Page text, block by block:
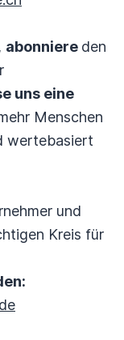
abonniere den
uns eine
Menschen
wertebasiert
und
Kreis für